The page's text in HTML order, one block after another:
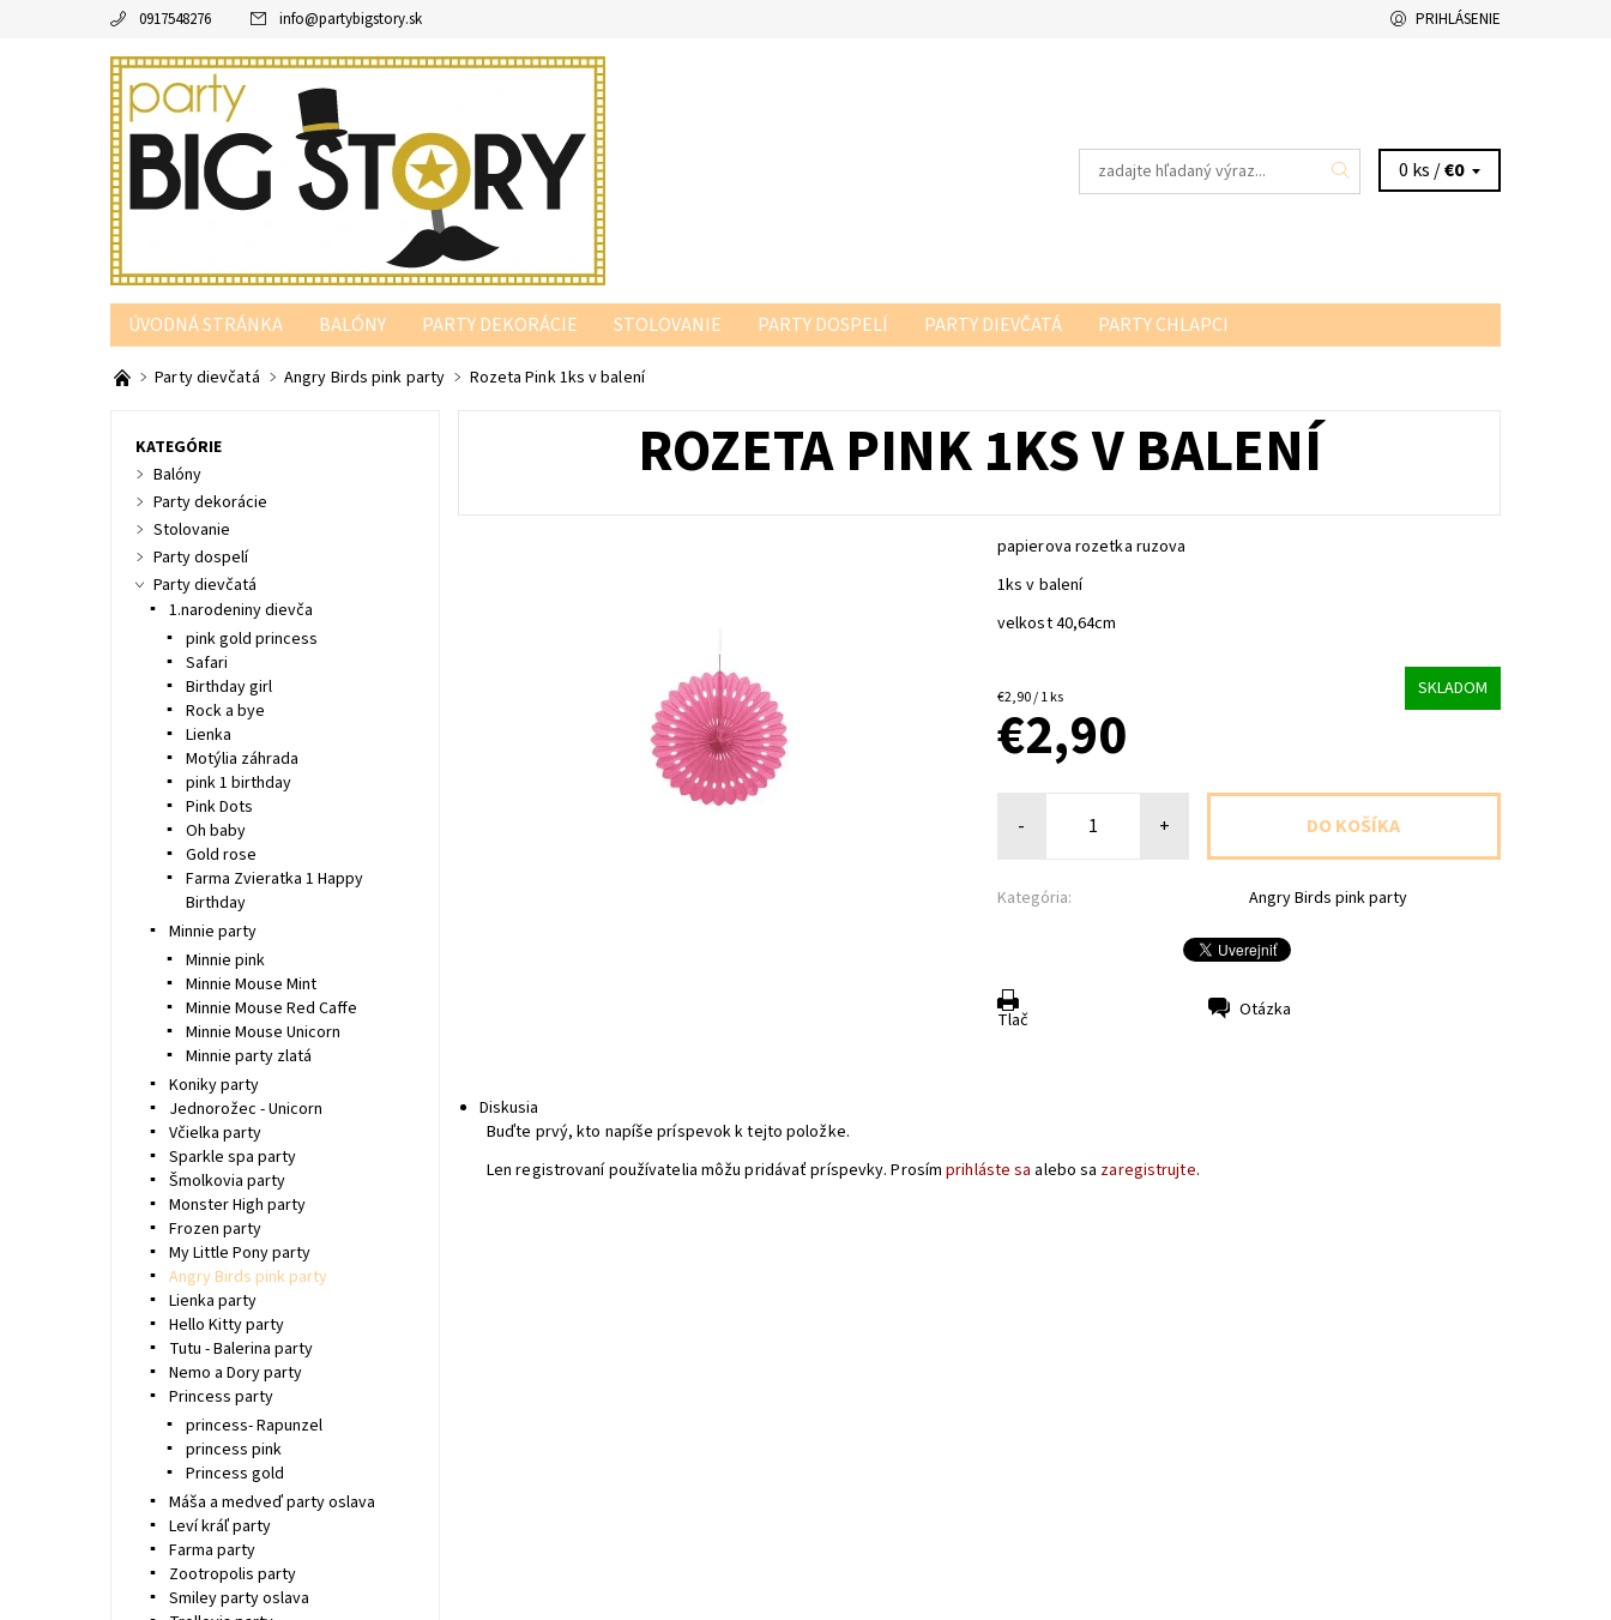
0917548276 info@partybigstory.sk PRIHLÁSENIE
0 ks /€0
ÚVODNÁ STRÁNKA BALÓNY PARTY DEKORÁCIE STOLOVANIE PARTY DOSPELÍ PARTY DIEVČATÁ
PARTY CHLAPCI
PARTY PODĽA FARBY
Party dievčatá Angry Birds pink party Rozeta Pink 1ks v balení
ROZETA PINK 1KS V BALENÍ
papierova rozetka ruzova
1ks v balení
velkost 40,64cm
€2,90 / 1 ks SKLADOM
€2,90
- +
Kategória: Angry Birds pink party
Tlač Otázka
Diskusia
Buďte prvý, kto napíše príspevok k tejto položke.
Len registrovaní používatelia môžu pridávať príspevky. Prosímprihláste sa alebo sa zaregistrujte.
KATEGÓRIE
Balóny
Party dekorácie
Stolovanie
Party dospelí
Party dievčatá
1.narodeniny dievča
pink gold princess
Safari
Birthday girl
Rock a bye
Lienka
Motýlia záhrada
pink 1 birthday
Pink Dots
Oh baby
Gold rose
Farma Zvieratka 1 Happy
Birthday
Minnie party
Minnie pink
Minnie Mouse Mint
Minnie Mouse Red Caffe
Minnie Mouse Unicorn
Minnie party zlatá
Koniky party
Jednorožec - Unicorn
Včielka party
Sparkle spa party
Šmolkovia party
Monster High party
Frozen party
My Little Pony party
Angry Birds pink party
Lienka party
Hello Kitty party
Tutu - Balerina party
Nemo a Dory party
Princess party
princess- Rapunzel
princess pink
Princess gold
Máša a medveď party oslava
Leví kráľ party
Farma party
Zootropolis party
Smiley party oslava